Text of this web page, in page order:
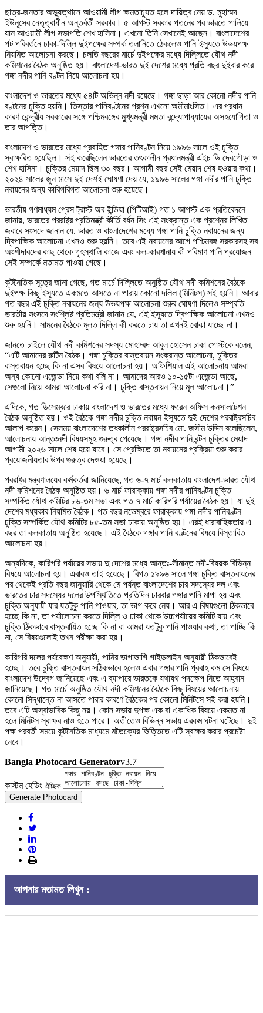
ছাত্র-জনতার অভ্যুত্থানে আওয়ামী লীগ ক্ষমতাচ্যুত হলে দায়িত্ব নেয় ড. মুহাম্মদ
ইউনূসের নেতৃত্বাধীন অন্তর্বর্তী সরকার। ৫ আগস্ট সরকার পতনের পর ভারতে পালিয়ে
যান আওয়ামী লীগ সভাপতি শেখ হাসিনা। এখনো তিনি সেখানেই আছেন। বাংলাদেশের
পট পরিবর্তনে ঢাকা-দিল্লি দুইপক্ষের সম্পর্ক তলানিতে ঠেকলেও পানি ইস্যুতে উভয়পক্ষ
নিয়মিত আলোচনা করছে। চলতি বছরের মার্চে দুইপক্ষের মধ্যে দিল্লিতে যৌথ নদী
কমিশনের বৈঠক অনুষ্ঠিত হয়। বাংলাদেশ-ভারত দুই দেশের মধ্যে প্রতি বছর দুইবার করে
গঙ্গা নদীর পানি বণ্টন নিয়ে আলোচনা হয়।
বাংলাদেশ ও ভারতের মধ্যে ৫৪টি অভিন্ন নদী রয়েছে। গঙ্গা ছাড়া আর কোনো নদীর পানি
বণ্টনের চুক্তি হয়নি। তিস্তার পানিবণ্টনের প্রশ্ন এখনো অমীমাংসিত। এর প্রধান
কারণ কেন্দ্রীয় সরকারের সঙ্গে পশ্চিমবঙ্গের মুখ্যমন্ত্রী মমতা বন্দ্যোপাধ্যায়ের অসহযোগিতা ও
তার আপত্তি।
বাংলাদেশ ও ভারতের মধ্যে প্রবাহিত গঙ্গার পানিবণ্টন নিয়ে ১৯৯৬ সালে ওই চুক্তি
স্বাক্ষরিত হয়েছিল। সই করেছিলেন ভারতের তৎকালীন প্রধানমন্ত্রী এইচ ডি দেবগৌড়া ও
শেখ হাসিনা। চুক্তির মেয়াদ ছিল ৩০ বছর। আগামী বছর সেই মেয়াদ শেষ হওয়ার কথা।
২০২৪ সালের জুন মাসে দুই দেশই ঘোষণা দেয় যে, ১৯৯৬ সালের গঙ্গা নদীর পানি চুক্তি
নবায়নের জন্য কারিগরিগত আলোচনা শুরু হয়েছে।
ভারতীয় গণমাধ্যম প্রেস ট্রাস্ট অব ইন্ডিয়া (পিটিআই) গত ১ আগস্ট এক প্রতিবেদনে
জানায়, ভারতের পররাষ্ট্র প্রতিমন্ত্রী কীর্তি বর্ধন সিং এই সংক্রান্ত এক প্রশ্নের লিখিত
জবাবে সংসদে জানান যে. ভারত ও বাংলাদেশের মধ্যে গঙ্গা পানি চুক্তি নবায়নের জন্য
দ্বিপাক্ষিক আলোচনা এখনও শুরু হয়নি। তবে এই নবায়নের আগে পশ্চিমবঙ্গ সরকারসহ সব
অংশীদারদের কাছ থেকে গৃহস্থালি কাজে এবং কল-কারখানায় কী পরিমাণ পানি প্রয়োজন
সেই সম্পর্কে মতামত পাওয়া গেছে।
কূটনৈতিক সূত্রে জানা গেছে, গত মার্চে দিল্লিতে অনুষ্ঠিত যৌথ নদী কমিশনের বৈঠকে
দুইপক্ষ কিছু ইস্যুতে একমতে আসতে না পারায় কোনো দলিল (মিনিটস) সই হয়নি। আবার
গত বছর এই চুক্তি নবায়নের জন্য উভয়পক্ষ আলোচনা শুরুর ঘোষণা দিলেও সম্প্রতি
ভারতীয় সংসদে সংশ্লিষ্ট প্রতিমন্ত্রী জানান যে, এই ইস্যুতে দ্বিপাক্ষিক আলোচনা এখনও
শুরু হয়নি। সামনের বৈঠকে মূলত দিল্লি কী করতে চায় তা এখনই বোঝা যাচ্ছে না।
জানতে চাইলে যৌথ নদী কমিশনের সদস্য মোহাম্মদ আবুল হোসেন ঢাকা পোস্টকে বলেন,
“এটি আমাদের রুটিন বৈঠক। গঙ্গা চুক্তির বাস্তবায়ন সংক্রান্ত আলোচনা, চুক্তির
বাস্তবায়ন হচ্ছে কি না এসব বিষয়ে আলোচনা হয়। অফিশিয়াল এই আলোচনায় আমরা
অন্য কোনো এজেন্ডা নিয়ে কথা বলি না। আমাদের আরও ১০-১৫টা এজেন্ডা আছে,
সেগুলো নিয়ে আমরা আলোচনা করি না। চুক্তি বাস্তবায়ন নিয়ে মূল আলোচনা।”
এদিকে, গত ডিসেম্বরে ঢাকায় বাংলাদেশ ও ভারতের মধ্যে ফরেন অফিস কনসালটেশন
বৈঠক অনুষ্ঠিত হয়। ওই বৈঠকে গঙ্গা নদীর চুক্তি নবায়ন ইস্যূতে দুই দেশের পররাষ্ট্রসচিব
আলাপ করেন। সেসময় বাংলাদেশের তৎকালীন পররাষ্ট্রসচিব মো. জসীম উদ্দিন বলেছিলেন,
আলোচনায় আন্তঃনদী বিষয়সমূহ গুরুত্ব পেয়েছে। গঙ্গা নদীর পানি বন্টন চুক্তির মেয়াদ
আগামী ২০২৬ সালে শেষ হয়ে যাবে। সে প্রেক্ষিতে তা নবায়নের প্রক্রিয়া শুরু করার
প্রয়োজনীয়তার উপর গুরুত্ব দেওয়া হয়েছে।
পররাষ্ট্র মন্ত্রণালয়ের কর্মকর্তরা জানিয়েছে, গত ৬-৭ মার্চ কলকাতায় বাংলাদেশ-ভারত যৌথ
নদী কমিশনের বৈঠক অনুষ্ঠিত হয়। ৬ মার্চ ফারাক্কায় গঙ্গা নদীর পানিবণ্টন চুক্তি
সম্পর্কিত যৌথ কমিটির ৮৬-তম সভা এবং গত ৭ মার্চ কারিগরি পর্যায়ের বৈঠক হয়। যা দুই
দেশের মধ্যকার নিয়মিত বৈঠক। গত বছর নভেম্বরে ফারাক্কায় গঙ্গা নদীর পানিবণ্টন
চুক্তি সম্পর্কিত যৌথ কমিটির ৮৫-তম সভা ঢাকায় অনুষ্ঠিত হয়। এরই ধারাবাহিকতায় এ
বছর তা কলকাতায় অনুষ্ঠিত হয়েছে। এই বৈঠকে গঙ্গার পানি বণ্টনের বিষয়ে বিস্তারিত
আলোচনা হয়।
অন্যদিকে, কারিগরি পর্যায়ের সভায় দু দেশের মধ্যে আন্তঃ-সীমান্ত নদী-বিষয়ক বিভিন্ন
বিষয়ে আলোচনা হয়। এবারও তাই হয়েছে। বিগত ১৯৯৬ সালে গঙ্গা চুক্তি বাস্তবায়নের
পর থেকেই প্রতি বছর জানুয়ারি থেকে মে পর্যন্ত বাংলাদেশের চার সদস্যের দল এবং
ভারতের চার সদস্যের দলের উপস্থিতিতে প্রতিদিন চারবার গঙ্গার পানি মাপা হয় এবং
চুক্তি অনুযায়ী যার যতটুকু পানি পাওয়ার, তা ভাগ করে নেয়। আর এ বিষয়গুলো ঠিকভাবে
হচ্ছে কি না, তা পর্যালোচনা করতে দিল্লি ও ঢাকা থেকে উচ্চপর্যায়ের কমিটি যায় এবং
চুক্তি ঠিকভাবে বাস্তবায়িত হচ্ছে কি না বা আমরা যতটুকু পানি পাওয়ার কথা, তা পাচ্ছি কি
না, সে বিষয়গুলোই তখন পরীক্ষা করা হয়।
কারিগরি দলের পর্যবেক্ষণ অনুযায়ী, পানির ভাগাভাগি গাইডলাইন অনুযায়ী ঠিকভাবেই
হচ্ছে। তবে চুক্তি বাস্তবায়ন সঠিকভাবে হলেও এবার গঙ্গার পানি প্রবাহ কম সে বিষয়ে
বাংলাদেশ উদ্বেগ জানিয়েছে এবং এ ব্যাপারে ভারতকে যথাযথ পদক্ষেপ নিতে আহ্বান
জানিয়েছে। গত মার্চে অনুষ্ঠিত যৌথ নদী কমিশনের বৈঠকে কিছু বিষয়ের আলোচনায়
কোনো সিদ্ধান্তে না আসতে পারার কারণে বৈঠকের পর কোনো মিনিটসে সই করা হয়নি।
তবে এটি অস্বাভাবিক কিছু নয়। কোন সভায় দুপক্ষ এক বা একাধিক বিষয়ে একমত না
হলে মিনিটস স্বাক্ষর নাও হতে পারে। অতীতেও বিভিন্ন সভায় এরকম ঘটনা ঘটেছে। দুই
পক্ষ পরবর্তী সময়ে কূটনৈতিক মাধ্যমে মতৈক্যের ভিত্তিতে এটি স্বাক্ষর করার প্রচেষ্টা
নেবে।
Bangla Photocard Generatorv3.7
কাস্টম হেডিং ঐচ্ছিক
Generate Photocard
আপনার মতামত লিখুন :